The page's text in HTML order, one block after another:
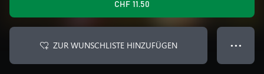
CHF 11.50
ZUR WUNSCHLISTE HINZUFÜGEN ● ● ●